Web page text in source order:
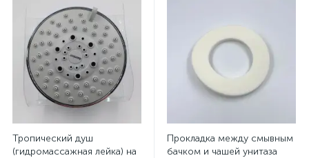
Тропический душ
(гидромассажная лейка) на
Прокладка между смывным
бачком и чашей унитаза